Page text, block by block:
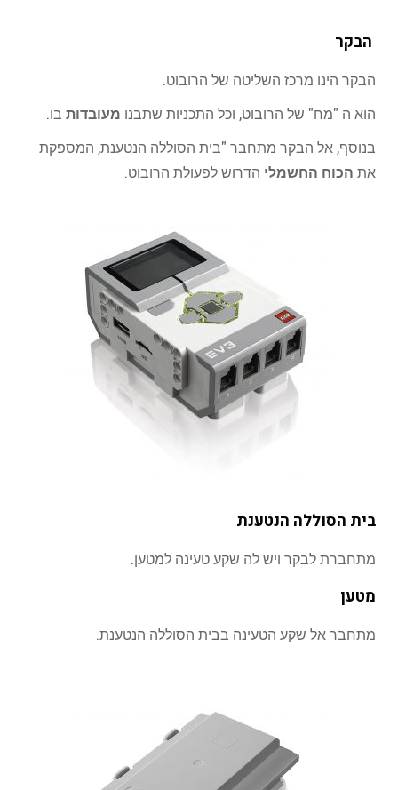
הבקר
הבקר הינו מרכז השליטה של הרובוט.
הוא ה "מח" של הרובוט, וכל התכניות שתבנו מעובדות בו.
בנוסף, אל הבקר מתחבר "בית הסוללה הנטענת, המספקת
את הכוח החשמלי הדרוש לפעולת הרובוט.
בית הסוללה הנטענת
מתחברת לבקר ויש לה שקע טעינה למטען.
מטען
מתחבר אל שקע הטעינה בבית הסוללה הנטענת.